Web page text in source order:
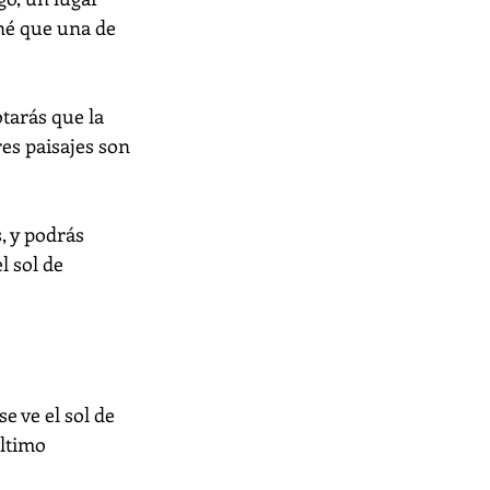
que una de
que la
paisajes son
y podrás
sol de
ve el sol de